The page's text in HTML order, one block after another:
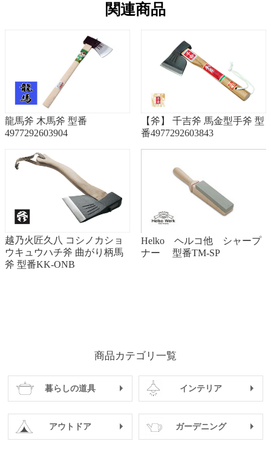
関連商品
龍馬斧 木馬斧 型番
4977292603904
【斧】 千吉斧 馬金型手斧 型
番4977292603843
越乃火匠久八 コシノカショ
ウキュウハチ斧 曲がり柄馬
斧 型番KK-ONB
Helko ヘルコ他 シャープ
ナー 型番TM-SP
商品カテゴリ一覧
暮らしの道具 インテリア
アウトドア ガーデニング